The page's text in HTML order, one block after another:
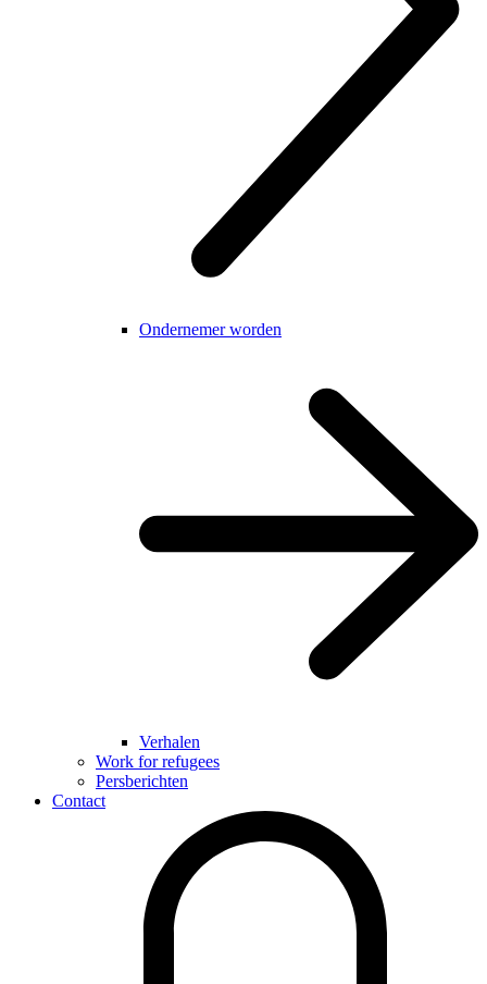
Ondernemer worden
Verhalen
Work for refugees
Persberichten
Contact